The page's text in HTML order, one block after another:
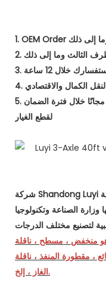
5. توفير منتجات عالية الجودة وموثوقية ، مجانًا خلال فترة الضمان
لقطع الغيار
شركة Shandong Luyi المركبة المحدودة هي الشركة المصنعة
وزارة الصناعة وتكنولوجيا
لتصنيع مختلف الدرجات
هو منخفض ، مسطح ، ناقلة
، مقطورة المنفذ ، ناقلة
الغاز ، إلخ.